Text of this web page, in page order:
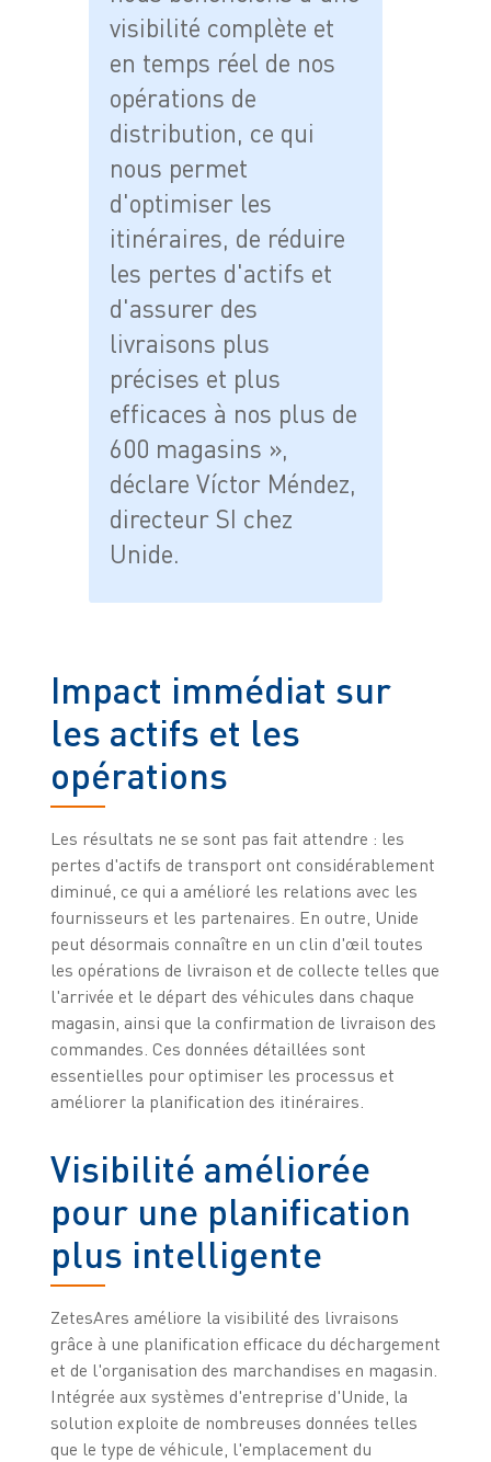
visibilité complète et
en temps réel de nos
opérations de
distribution, ce qui
nous permet
d'optimiser les
itinéraires, de réduire
les pertes d'actifs et
d'assurer des
livraisons plus
précises et plus
efficaces à nos plus de
600 magasins »,
déclare Víctor Méndez,
directeur SI chez
Unide.
Impact immédiat sur
les actifs et les
opérations
Les résultats ne se sont pas fait attendre : les
pertes d'actifs de transport ont considérablement
diminué, ce qui a amélioré les relations avec les
fournisseurs et les partenaires. En outre, Unide
peut désormais connaître en un clin d'œil toutes
les opérations de livraison et de collecte telles que
l'arrivée et le départ des véhicules dans chaque
magasin, ainsi que la confirmation de livraison des
commandes. Ces données détaillées sont
essentielles pour optimiser les processus et
améliorer la planification des itinéraires.
Visibilité améliorée
pour une planification
plus intelligente
ZetesAres améliore la visibilité des livraisons
grâce à une planification efficace du déchargement
et de l'organisation des marchandises en magasin.
Intégrée aux systèmes d'entreprise d'Unide, la
solution exploite de nombreuses données telles
que le type de véhicule, l'emplacement du